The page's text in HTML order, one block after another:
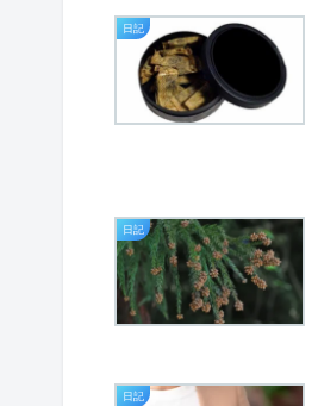
日記
日記
日記